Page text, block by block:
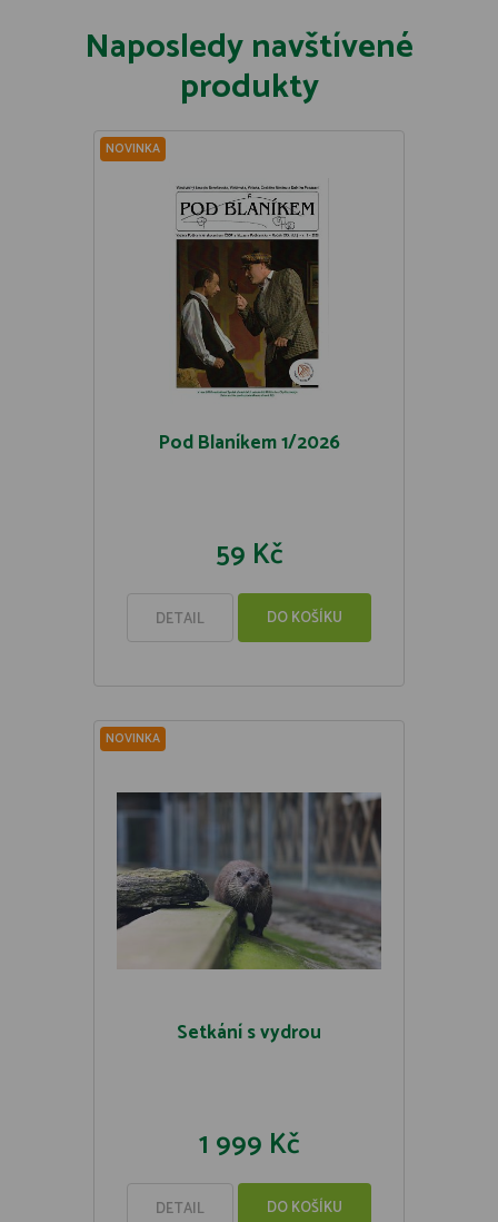
Naposledy navštívené
produkty
NOVINKA
Pod Blaníkem 1/2026
59 Kč
DETAIL DO KOŠÍKU
NOVINKA
Setkání s vydrou
1 999 Kč
DETAIL DO KOŠÍKU